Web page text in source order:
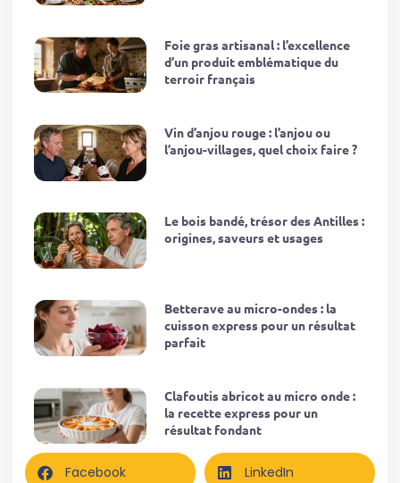
Foie gras artisanal : l’excellence
d’un produit emblématique du
terroir français
Vin d’anjou rouge : l’anjou ou
l’anjou-villages, quel choix faire ?
Le bois bandé, trésor des Antilles :
origines, saveurs et usages
Betterave au micro-ondes : la
cuisson express pour un résultat
parfait
Clafoutis abricot au micro onde :
la recette express pour un
résultat fondant
Facebook LinkedIn